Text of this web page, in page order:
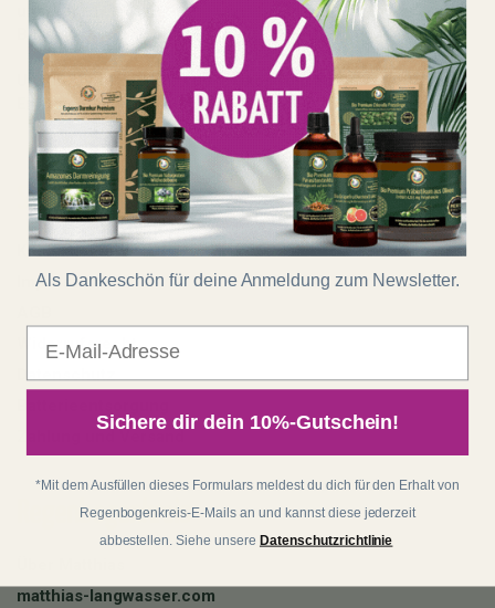
Beratungstermin buchen
Unser Shop läuft auf 100 % Ökostrom aus erneuerbaren
Energien!
Shop
Kontakt
Impressum
Widerrufsrecht
Datenschutz
Regenbogenkreis
matthias-langwasser.com
Als Dankeschön für deine Anmeldung zum Newsletter.
E-Mail
Sichere dir dein 10%-Gutschein!
*Mit dem Ausfüllen dieses Formulars meldest du dich für den Erhalt von
Regenbogenkreis-E-Mails an und kannst diese jederzeit
abbestellen. Siehe unsere Datenschutzrichtlinie